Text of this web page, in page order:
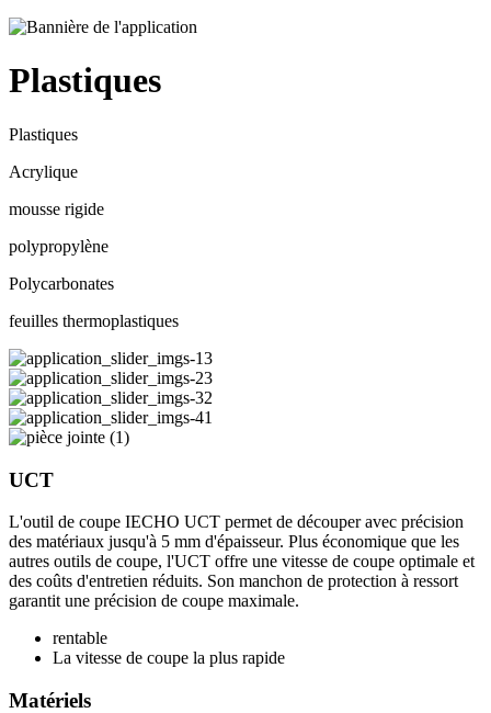
Plastiques
Plastiques
Acrylique
mousse rigide
polypropylène
Polycarbonates
feuilles thermoplastiques
UCT
L'outil de coupe IECHO UCT permet de découper avec précision
des matériaux jusqu'à 5 mm d'épaisseur. Plus économique que les
autres outils de coupe, l'UCT offre une vitesse de coupe optimale et
des coûts d'entretien réduits. Son manchon de protection à ressort
garantit une précision de coupe maximale.
rentable
La vitesse de coupe la plus rapide
Matériels